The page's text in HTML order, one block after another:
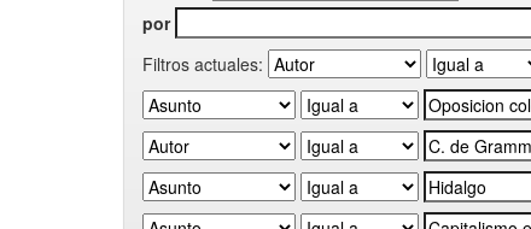
por
Filtros actuales: